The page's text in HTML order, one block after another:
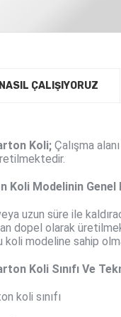
NASIL ÇALIŞIYORUZ
Koli; Çalışma
Modelinin Genel
uzun süre ile
dopel olarak
modeline sahip
Koli Sınıfı Ve
koli sınıfı